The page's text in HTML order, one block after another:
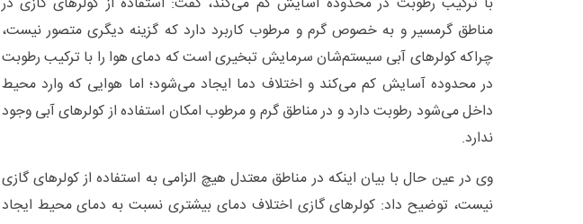
مناطق گرمسیر و به خصوص گرم و مرطوب کاربرد دارد که گزینه دیگری متصور نیست،
چراکه کولرهای آبی سیستم‌شان سرمایش تبخیری است که دمای هوا را با ترکیب رطوبت
در محدوده آسایش کم می‌کند و اختلاف دما ایجاد می‌شود؛ اما هوایی که وارد محیط
داخل می‌شود رطوبت دارد و در مناطق گرم و مرطوب امکان استفاده از کولرهای آبی وجود
ندارد.
وی در عین حال با بیان اینکه در مناطق معتدل هیچ الزامی به استفاده از کولرهای گازی
نیست، توضیح داد: کولرهای گازی اختلاف دمای بیشتری نسبت به دمای محیط ایجاد